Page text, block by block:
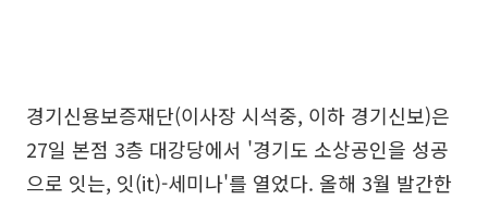
경기신용보증재단(이사장 시석중, 이하 경기신보)은
27일 본점 3층 대강당에서 '경기도 소상공인을 성공
으로 잇는, 잇(it)-세미나'를 열었다. 올해 3월 발간한